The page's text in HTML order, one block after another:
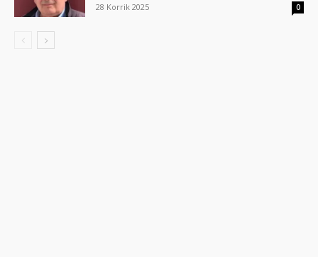
28 Korrik 2025
0